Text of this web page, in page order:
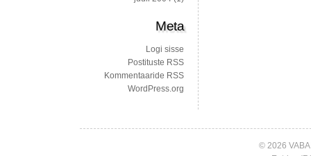
Meta
Logi sisse
Postituste RSS
Kommentaaride RSS
WordPress.org
© 2026